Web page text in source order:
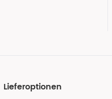
Lieferoptionen